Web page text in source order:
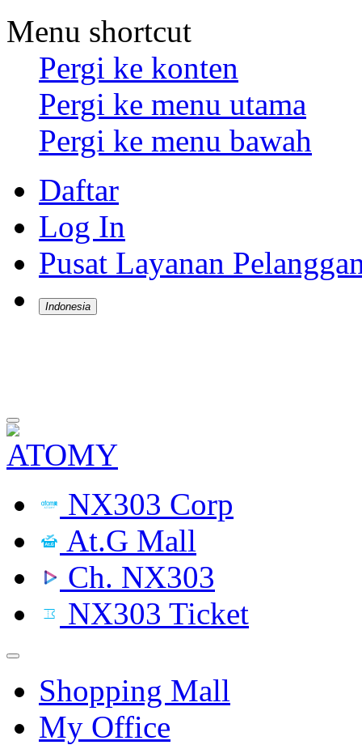
Menu shortcut
Pergi ke konten
Pergi ke menu utama
Pergi ke menu bawah
Daftar
Log In
Pusat Layanan
Indonesia
NX303 Corp
At.G Mall
Ch. NX303
NX303 Ticket
Shopping Mall
My Office